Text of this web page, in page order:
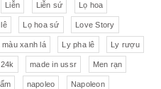
Liễn Liễn sứ Lọ hoa
Lọ hoa sứ Love Story
màu xanh lá Ly pha lê Ly rượu
made in ussr Men rạn
napoleo Napoleon